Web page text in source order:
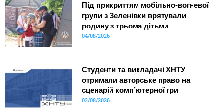
Під прикриттям мобільно-вогневої
групи з Зеленівки врятували
родину з трьома дітьми
04/08/2026
Студенти та викладачі ХНТУ
отримали авторське право на
сценарій комп’ютерної гри
03/08/2026